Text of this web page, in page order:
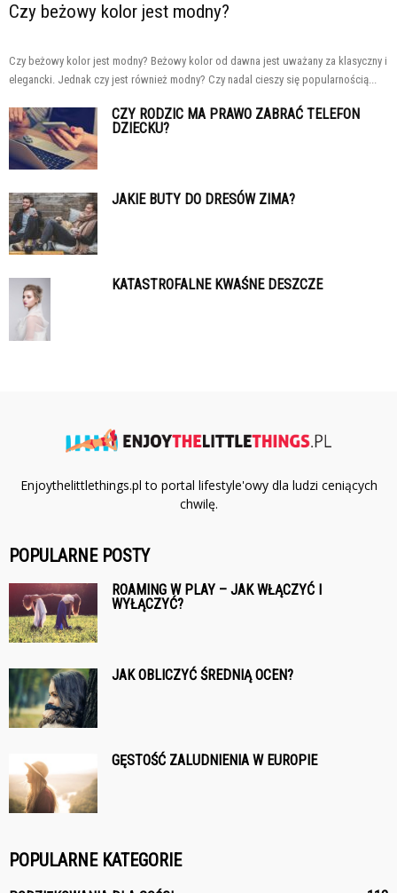
Czy beżowy kolor jest modny?
Czy beżowy kolor jest modny? Beżowy kolor od dawna jest uważany za klasyczny i
elegancki. Jednak czy jest również modny? Czy nadal cieszy się popularnością...
CZY RODZIC MA PRAWO ZABRAĆ TELEFON
DZIECKU?
JAKIE BUTY DO DRESÓW ZIMA?
KATASTROFALNE KWAŚNE DESZCZE
Enjoythelittlethings.pl to portal lifestyle'owy dla ludzi ceniących
chwilę.
POPULARNE POSTY
ROAMING W PLAY – JAK WŁĄCZYĆ I
WYŁĄCZYĆ?
JAK OBLICZYĆ ŚREDNIĄ OCEN?
GĘSTOŚĆ ZALUDNIENIA W EUROPIE
POPULARNE KATEGORIE